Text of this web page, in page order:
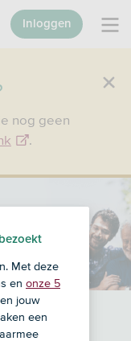
nog geen
.
Inloggen
Met deze
en onze 5
jouw
een